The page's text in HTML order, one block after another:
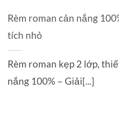
Rèm roman cản nắng
tích nhỏ
Rèm roman kẹp 2 lớp,
nắng 100% – Giải[...]